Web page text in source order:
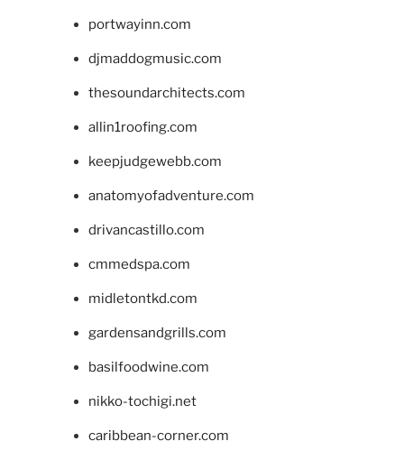
portwayinn.com
djmaddogmusic.com
thesoundarchitects.com
allin1roofing.com
keepjudgewebb.com
anatomyofadventure.com
drivancastillo.com
cmmedspa.com
midletontkd.com
gardensandgrills.com
basilfoodwine.com
nikko-tochigi.net
caribbean-corner.com